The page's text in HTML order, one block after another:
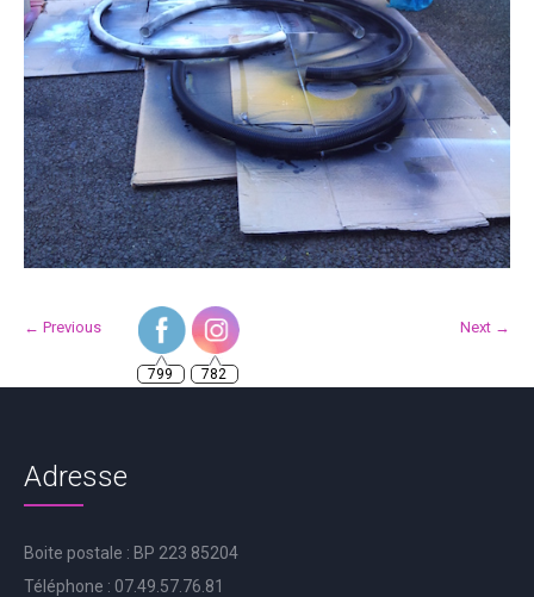
← Previous Next →
Adresse
Boite postale : BP 223 85204
Téléphone : 07.49.57.76.81
799 782